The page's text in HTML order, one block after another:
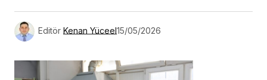
Editör Kenan Yüceel15/05/2026